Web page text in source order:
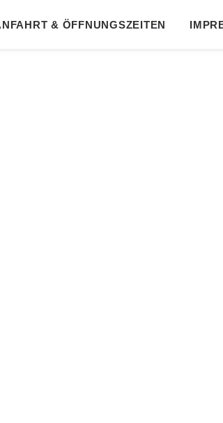
& ÖFFNUNGSZEITEN